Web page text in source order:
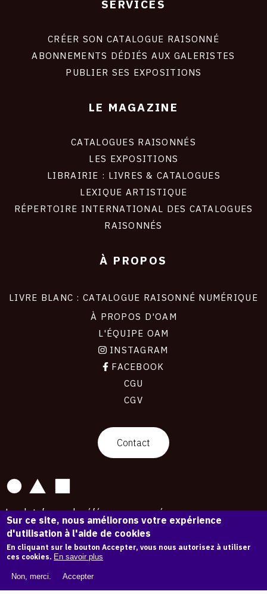
SERVICES
CRÉER SON CATALOGUE RAISONNÉ
ABONNEMENTS DÉDIÉS AUX GALERISTES
PUBLIER SES EXPOSITIONS
LE MAGAZINE
CATALOGUES RAISONNÉS
LES EXPOSITIONS
LIBRAIRIE : LIVRES & CATALOGUES
LEXIQUE ARTISTIQUE
RÉPERTOIRE INTERNATIONAL DES CATALOGUES
RAISONNÉS
À PROPOS
LIVRE BLANC : CATALOGUE RAISONNÉ NUMÉRIQUE
À PROPOS D'OAM
L'ÉQUIPE OAM
INSTAGRAM
FACEBOOK
CGU
CGV
Contact
La plateforme de référence pour créer,
conserver et promouvoir l'Histoire de l'Art.
Des catalogues raisonnés aux archives
d'expositions.
43 254 œuvres d'art — 7 587 expositions
Copyright © OAM 2026. Tous droits réservés.
Sur ce site, nous améliorons votre expérience
d'utilisation à l'aide de cookies
En cliquant sur le bouton Accepter, vous nous autorisez à utiliser
ces cookies. En savoir plus
Non, merci. Accepter